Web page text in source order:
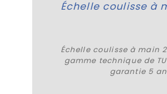
Échelle coulisse à
Échelle coulisse à main
gamme technique de
garantie 5